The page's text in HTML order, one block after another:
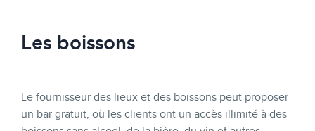
Les boissons
Le fournisseur des lieux et des boissons peut proposer
un bar gratuit, où les clients ont un accès illimité à des